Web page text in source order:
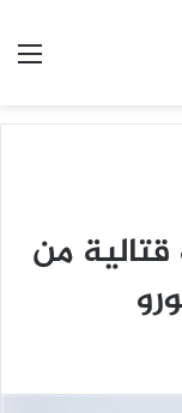
250 دبابة قتالية من